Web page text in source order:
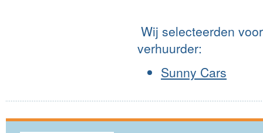
Wij selecteerden
verhuurder:
Sunny Cars